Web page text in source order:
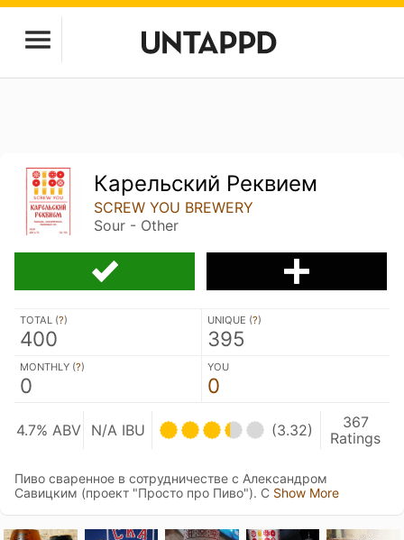
Карельский Реквием
SCREW YOU BREWERY
Sour - Other
TOTAL (?)
400
UNIQUE (?)
395
MONTHLY (?)
0
YOU
0
4.7% ABV N/A IBU (3.32)
367
Ratings
Пиво сваренное в сотрудничестве с Александром
Савицким (проект "Просто про Пиво"). С Show More